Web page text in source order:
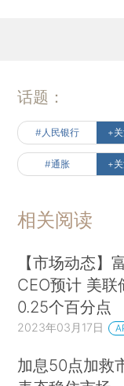
话题：
#人民银行 +
#通胀 +
相关阅读
【市场动态】
CEO预计 美联
0.25个百分点
2023年03月17日
加息50点加救